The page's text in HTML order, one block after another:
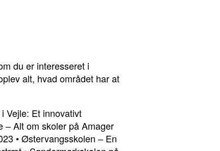
du er interesseret i
alt, hvad området har at
Vejle: Et innovativt
– Alt om skoler på Amager
•Østervangsskolen – En